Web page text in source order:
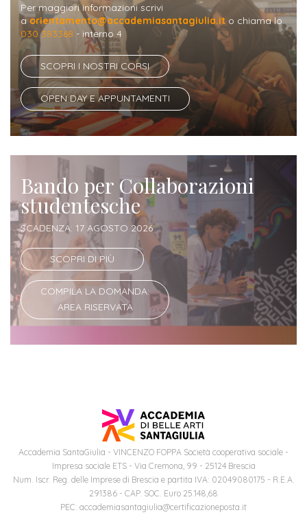
SERVIZI
Costi
iscrizione
triennio
Costi
Come
Iscriversi
Gli
step
per
diventare
un
Sbocchi
professionali
Per maggiori informazioni scrivi
aorientamento@accademiasantagiulia.it o chiama lo
030 383368 - interno 4
SCOPRI I NOSTRI CORSI
OPEN DAY E APPUNTAMENTI
Bando per Collaborazioni
studentesche
SCADENZA: 17 AGOSTO 2026
SCOPRI DI PIÙ
COMPILA LA DOMANDA:
AREA RISERVATA
Accademia SantaGiulia - VINCENZO FOPPA Società cooperativa sociale -
Impresa sociale ETS - Via Cremona, 99 - 25124 Brescia
Num. Iscr. Reg. delle Imprese di Brescia e partita IVA: 02049080175 - R.E.A.
291386 - CAP. SOC. Euro 25.148,68
PEC: accademiasantagiulia@certificazioneposta.it